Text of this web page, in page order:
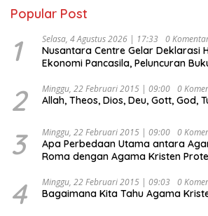
Popular Post
1 Selasa, 4 Agustus 2026 | 17:33 0
Nusantara Centre Gelar Deklarasi
Ekonomi Pancasila, Peluncuran
Ekonomi Politik Indonesia) &
“Urgensi Undang-Undang
Indonesia Emas 2045”,
2 Minggu, 22 Februari 2015 | 09:00 0
Allah, Theos, Dios, Deu, Gott, God,
3 Minggu, 22 Februari 2015 | 09:00 0
Apa Perbedaan Utama antara
Roma dengan Agama Kristen
4 Minggu, 22 Februari 2015 | 09:03 0
Bagaimana Kita Tahu Agama